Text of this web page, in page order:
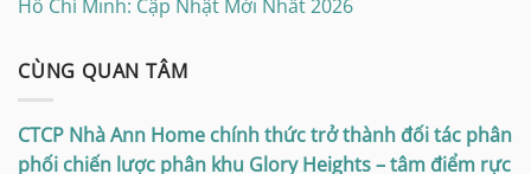
Hồ Chí Minh: Cập Nhật Mới Nhất 2026
CÙNG QUAN TÂM
CTCP Nhà Ann Home chính thức trở thành đối tác phân
phối chiến lược phân khu Glory Heights – tâm điểm rực